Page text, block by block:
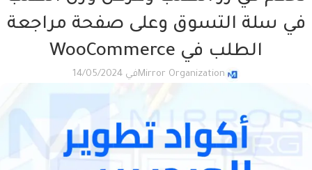
في سلة التسوق وعلى صفحة مراجعة
الطلب في WooCommerce
Mirror Organizationفي 14/05/2024